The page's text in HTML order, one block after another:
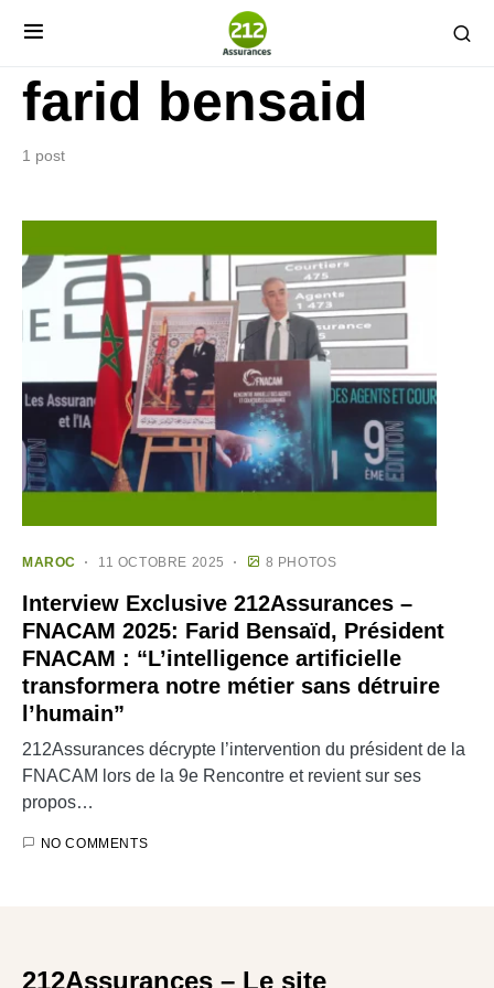
farid bensaid
1 post
MAROC 11 OCTOBRE 2025 8 PHOTOS
Interview Exclusive 212Assurances –
FNACAM 2025: Farid Bensaïd, Président
FNACAM : “L’intelligence artificielle
transformera notre métier sans détruire
l’humain”
212Assurances décrypte l’intervention du président de la
FNACAM lors de la 9e Rencontre et revient sur ses
propos…
NO COMMENTS
212Assurances – Le site